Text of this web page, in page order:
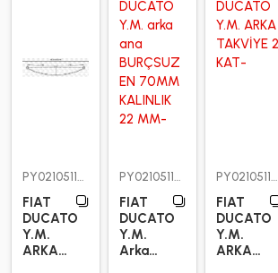
PY0210511201
FIAT
DUCATO
Y.M.
ARKA
PY0210511201X
FIAT
DUCATO
Y.M.
Arka
PY0210511292
FIAT
DUCATO
Y.M.
ARKA